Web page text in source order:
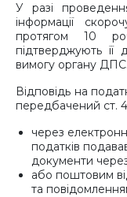
У разі
інформації
протягом 10
підтверджують її
вимогу органу ДПС.
Відповідь на
передбачений ст.
через
податків
документи
або поштовим
та